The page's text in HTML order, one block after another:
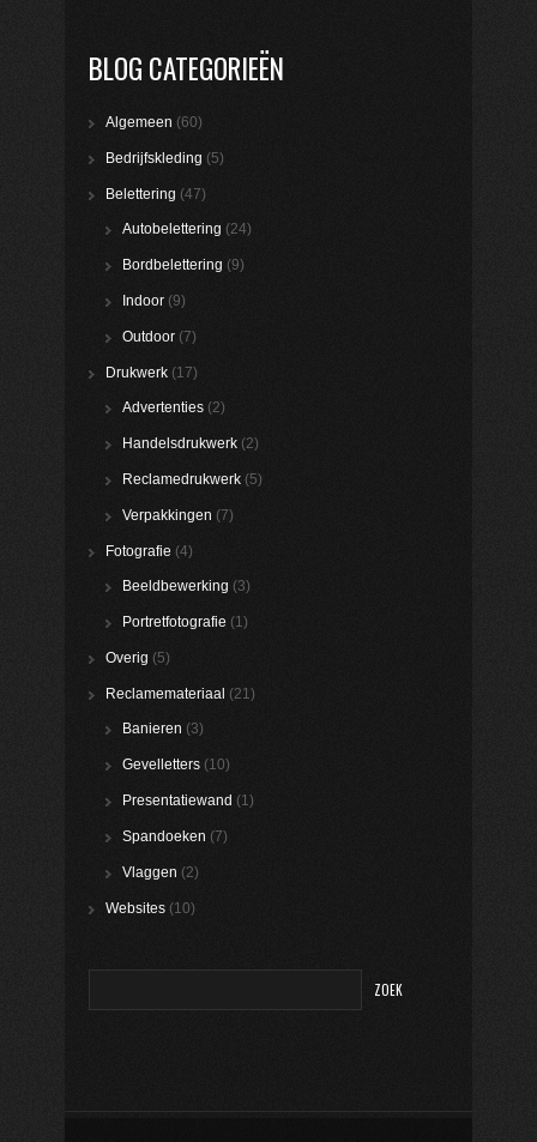
BLOG CATEGORIEËN
Algemeen (60)
Bedrijfskleding (5)
Belettering (47)
Autobelettering (24)
Bordbelettering (9)
Indoor (9)
Outdoor (7)
Drukwerk (17)
Advertenties (2)
Handelsdrukwerk (2)
Reclamedrukwerk (5)
Verpakkingen (7)
Fotografie (4)
Beeldbewerking (3)
Portretfotografie (1)
Overig (5)
Reclamemateriaal (21)
Banieren (3)
Gevelletters (10)
Presentatiewand (1)
Spandoeken (7)
Vlaggen (2)
Websites (10)